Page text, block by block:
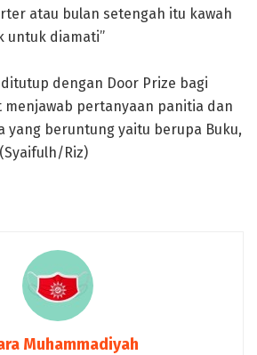
atau bulan setengah itu kawah
untuk diamati”
dengan Door Prize bagi
menjawab pertanyaan panitia dan
yang beruntung yaitu berupa Buku,
Riz)
Muhammadiyah